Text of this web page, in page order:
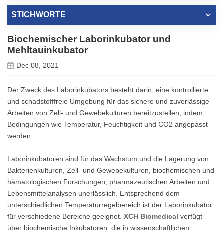
STICHWORTE
Biochemischer Laborinkubator und
Mehltauinkubator
Dec 08, 2021
Der Zweck des Laborinkubators besteht darin, eine kontrollierte
und schadstofffreie Umgebung für das sichere und zuverlässige
Arbeiten von Zell- und Gewebekulturen bereitzustellen, indem
Bedingungen wie Temperatur, Feuchtigkeit und CO2 angepasst
werden.
Laborinkubatoren sind für das Wachstum und die Lagerung von
Bakterienkulturen, Zell- und Gewebekulturen, biochemischen und
hämatologischen Forschungen, pharmazeutischen Arbeiten und
Lebensmittelanalysen unerlässlich. Entsprechend dem
unterschiedlichen Temperaturregelbereich ist der Laborinkubator
für verschiedene Bereiche geeignet. XCH Biomedical verfügt
über biochemische Inkubatoren, die in wissenschaftlichen